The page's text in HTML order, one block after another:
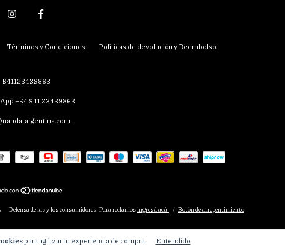
para agilizar tu experiencia de compra. Entendido
Términos y Condiciones Políticas de devolución y Reembolso.
541123439863
+54 9 11 23439863
argentina.com
Defensa de las y los consumidores. Para reclamosingresá acá. / Botón de arrepentimiento